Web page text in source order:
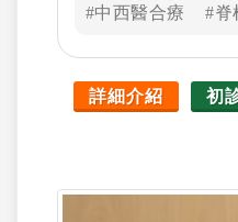
脊椎側彎及駝背微
常務教師, 並發表10
於國際期刊。
#中西醫合療
#脊
詳細介紹 初